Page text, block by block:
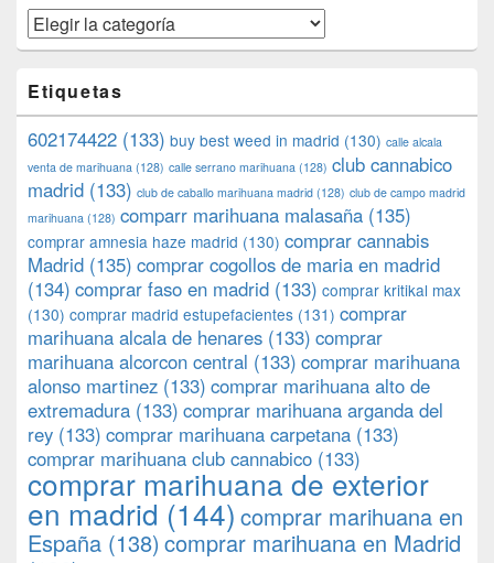
Categorías
Etiquetas
602174422 (133) buy best weed in madrid (130) calle alcala
venta de marihuana (128) calle serrano marihuana (128) club cannabico
madrid (133) club de caballo marihuana madrid (128) club de campo madrid
marihuana (128) comparr marihuana malasaña (135)
comprar amnesia haze madrid (130) comprar cannabis
Madrid (135) comprar cogollos de maria en madrid
(134) comprar faso en madrid (133) comprar kritikal max
(130) comprar madrid estupefacientes (131) comprar
marihuana alcala de henares (133) comprar
marihuana alcorcon central (133) comprar marihuana
alonso martinez (133) comprar marihuana alto de
extremadura (133) comprar marihuana arganda del
rey (133) comprar marihuana carpetana (133)
comprar marihuana club cannabico (133)
comprar marihuana de exterior
en madrid (144) comprar marihuana en
España (138) comprar marihuana en Madrid